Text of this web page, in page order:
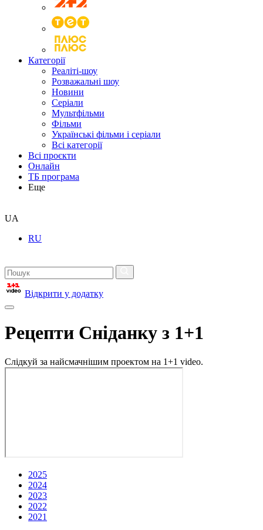
Категорії
Реаліті-шоу
Розважальні шоу
Новини
Серіали
Мультфільми
Фільми
Українські фільми і серіали
Всі категорії
Всі проєкти
Онлайн
ТБ програма
Еще
UA
RU
Відкрити у додатку
Рецепти Сніданку з 1+1
Слідкуй за найсмачнішим проектом на 1+1 video.
2025
2024
2023
2022
2021